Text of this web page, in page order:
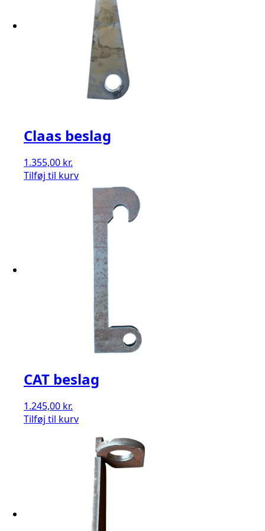
Claas beslag
1.355,00 kr.
Tilføj til kurv
CAT beslag
1.245,00 kr.
Tilføj til kurv